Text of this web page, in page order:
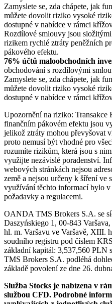
Zamyslete se, zda chápete, jak
můžete dovolit riziko vysoké
dostupné v nabídce v rámci
Rozdílové smlouvy jsou
rizikem rychlé ztráty peněžních
pákového efektu.
76% účtů maloobchodních
obchodování s rozdílovými
Zamyslete se, zda chápete, jak
můžete dovolit riziko vysoké
dostupné v nabídce v rámci
Upozornění na riziko: Transakce
finančním pákovém efektu jsou
jelikož ztráty mohou převyšovat
proto nemusí být vhodné pro
rozumíte rizikům, která jsou s
využijte nezávislé poradenství.
webových stránkách nejsou
země a nejsou určeny k šíření ve
využívání těchto informací bylo
požadavky a regulacemi.
OANDA TMS Brokers S.A. se
Daszyńskiego 1, 00-843
hl. m. Varšavu ve Varšavě, XIII.
soudního registru pod číslem
základní kapitál: 3,537,560
TMS Brokers S.A. podléhá
základě povolení ze dne 26.
Služba Stocks je nabízena v
službou CFD. Podrobné